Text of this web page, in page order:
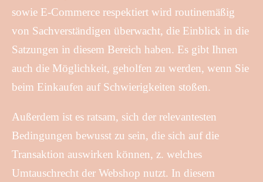
sowie E-Commerce respektiert wird routinemäßig
von Sachverständigen überwacht, die Einblick in die
Satzungen in diesem Bereich haben. Es gibt Ihnen
auch die Möglichkeit, geholfen zu werden, wenn Sie
beim Einkaufen auf Schwierigkeiten stoßen.
Außerdem ist es ratsam, sich der relevantesten
Bedingungen bewusst zu sein, die sich auf die
Transaktion auswirken können, z. welches
Umtauschrecht der Webshop nutzt. In diesem